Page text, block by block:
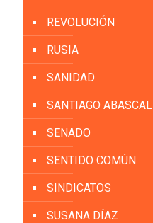
REVOLUCIÓN
RUSIA
SANIDAD
SANTIAGO ABASCAL
SENADO
SENTIDO COMÚN
SINDICATOS
SUSANA DÍAZ